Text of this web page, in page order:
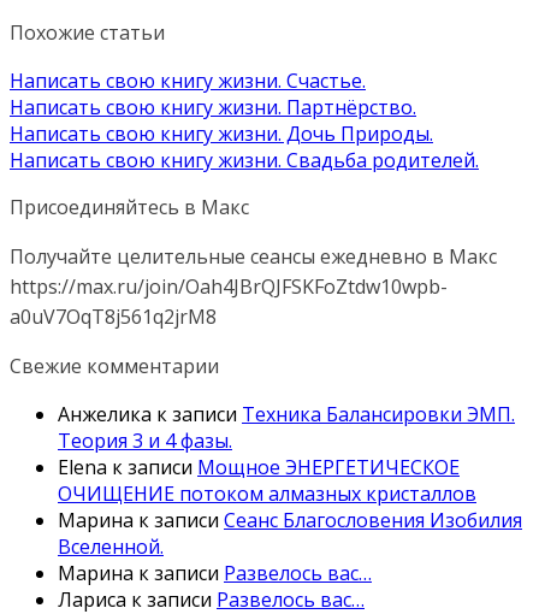
Похожие статьи
Написать свою книгу жизни. Счастье.
Написать свою книгу жизни. Партнёрство.
Написать свою книгу жизни. Дочь Природы.
Написать свою книгу жизни. Свадьба родителей.
Присоединяйтесь в Макс
Получайте целительные сеансы ежедневно в Макс
https://max.ru/join/Oah4JBrQJFSKFoZtdw10wpb-
a0uV7OqT8j561q2jrM8
Свежие комментарии
Анжелика к записи Техника Балансировки ЭМП.
Теория 3 и 4 фазы.
Elena к записи Мощное ЭНЕРГЕТИЧЕСКОЕ
ОЧИЩЕНИЕ потоком алмазных кристаллов
Марина к записи Сеанс Благословения Изобилия
Вселенной.
Марина к записи Развелось вас…
Лариса к записи Развелось вас…